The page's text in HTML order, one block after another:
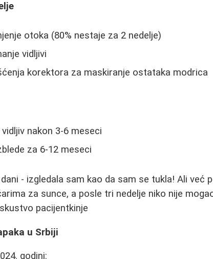
otoka (80% nestaje za 2 nedelje)
vidljivi
korektora za maskiranje ostataka modrica
nakon 3-6 meseci
za 6-12 meseci
- izgledala sam kao da sam se tukla! Ali već
za sunce, a posle tri nedelje niko nije
pacijentkinje
u Srbiji
godini: